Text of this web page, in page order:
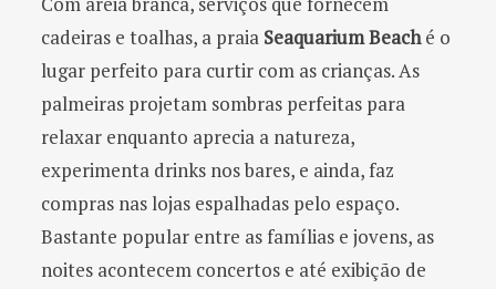
cadeiras e toalhas, a praia Seaquarium Beaché o
lugar perfeito para curtir com as crianças. As
palmeiras projetam sombras perfeitas para
relaxar enquanto aprecia a natureza,
experimenta drinks nos bares, e ainda, faz
compras nas lojas espalhadas pelo espaço.
Bastante popular entre as famílias e jovens, as
noites acontecem concertos e até exibição de